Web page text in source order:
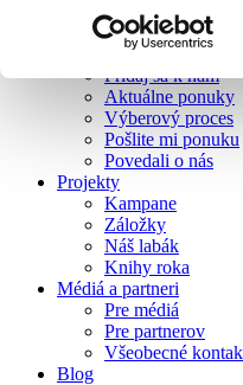
Zelený Martinus
Nerobíme rozdiely
Pridaj sa k nám
Aktuálne ponuky
Výberový proces
Pošlite mi ponuku
Povedali o nás
Projekty
Kampane
Záložky
Náš labák
Knihy roka
Médiá a partneri
Pre médiá
Pre partnerov
Všeobecné
Blog